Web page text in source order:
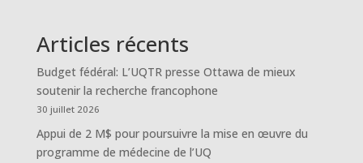
Articles récents
Budget fédéral: L’UQTR presse Ottawa de mieux
soutenir la recherche francophone
30 juillet 2026
Appui de 2 M$ pour poursuivre la mise en œuvre du
programme de médecine de l’UQ